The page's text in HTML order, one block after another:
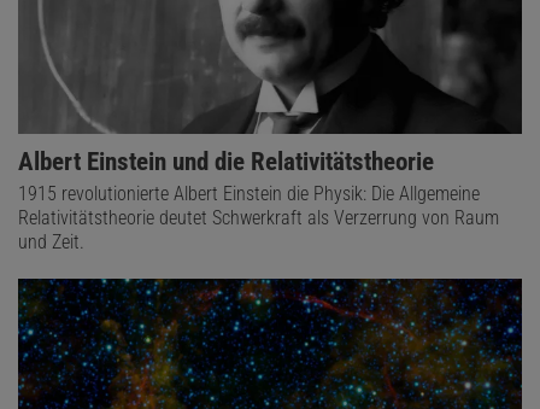
Albert Einstein und die Relativitätstheorie
1915 revolutionierte Albert Einstein die Physik: Die Allgemeine
Relativitätstheorie deutet Schwerkraft als Verzerrung von Raum
und Zeit.